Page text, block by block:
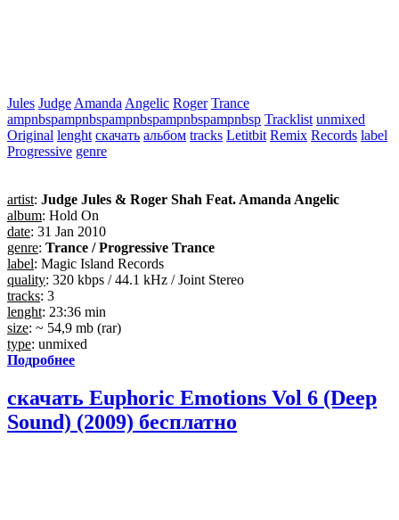
Jules Judge Amanda Angelic Roger Trance
ampnbspampnbspampnbspampnbspampnbsp Tracklist unmixed
Original lenght скачать альбом tracks Letitbit Remix Records label
Progressive genre
artist: Judge Jules & Roger Shah Feat. Amanda Angelic
album: Hold On
date: 31 Jan 2010
genre: Trance / Progressive Trance
label: Magic Island Records
quality: 320 kbps / 44.1 kHz / Joint Stereo
tracks: 3
lenght: 23:36 min
size: ~ 54,9 mb (rar)
type: unmixed
Подробнее
скачать Euphoric Emotions Vol 6 (Deep
Sound) (2009) бесплатно